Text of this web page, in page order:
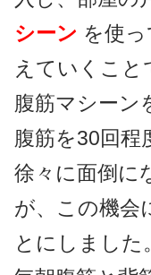
シーン を使
えていくこと
腹筋マシーン
腹筋を30回程
徐々に面倒に
が、この機会
とにしました。